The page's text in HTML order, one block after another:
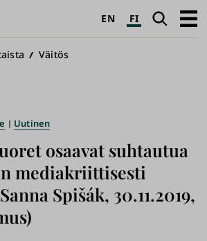
EN FI Haku
Avaa
Väitös
osaavat suhtautua
mediakriittisesti
Spišák, 30.11.2019,
Uutinen